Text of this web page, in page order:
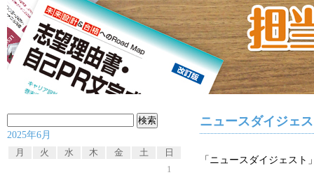
索:
2025年6月
月
火 水 木 金 土 日
1
ニュースダイジェ
「ニュースダイジェス